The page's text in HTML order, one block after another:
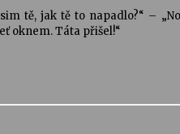
tě, jak tě to napadlo?“ –
oknem. Táta přišel!“